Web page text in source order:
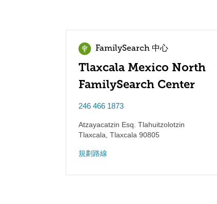
FamilySearch 中心
Tlaxcala Mexico North
FamilySearch Center
246 466 1873
Atzayacatzin Esq. Tlahuitzolotzin
Tlaxcala Tlaxcala 90805
規劃路線